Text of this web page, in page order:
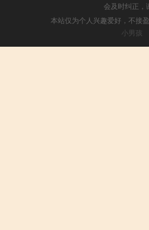
会及时纠正，
本站仅为个人兴趣爱好，不接
小男孩